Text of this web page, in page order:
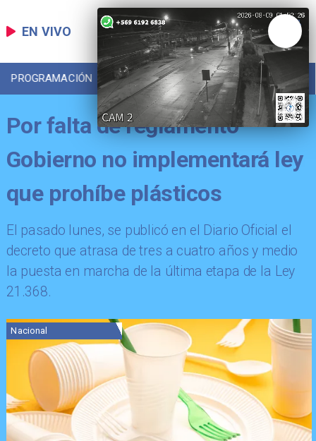
EN VIVO
PROGRAMACIÓN LOCAL DEPORTES
Por falta de reglamento
Gobierno no implementará ley
que prohíbe plásticos
El pasado lunes, se publicó en el Diario Oficial el
decreto que atrasa de tres a cuatro años y medio
la puesta en marcha de la última etapa de la Ley
21.368.
Nacional